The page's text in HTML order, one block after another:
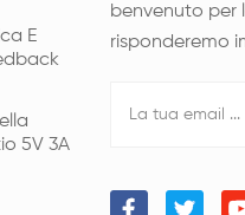
E
5V 3A
benvenuto per
risponderemo